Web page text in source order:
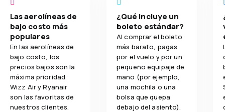
Las aerolíneas de
bajo costo más
populares
En las aerolíneas de
bajo costo, los
precios bajos son la
máxima prioridad.
Wizz Air y Ryanair
son las favoritas de
nuestros clientes.
¿Qué incluye un
boleto estándar?
Al comprar el boleto
más barato, pagas
por el vuelo y por un
pequeño equipaje de
mano (por ejemplo,
una mochila o una
bolsa que quepa
debajo del asiento).